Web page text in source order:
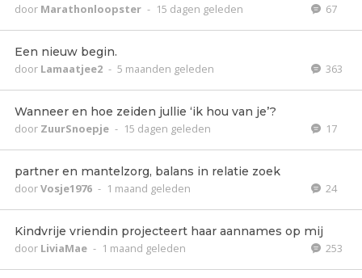
door Marathonloopster - 15 dagen geleden 67
Een nieuw begin.
door Lamaatjee2 - 5 maanden geleden 363
Wanneer en hoe zeiden jullie ‘ik hou van je’?
door ZuurSnoepje - 15 dagen geleden 17
partner en mantelzorg, balans in relatie zoek
doorVosje1976 - 1 maand geleden 24
Kindvrije vriendin projecteert haar aannames op mij
door LiviaMae - 1 maand geleden 253